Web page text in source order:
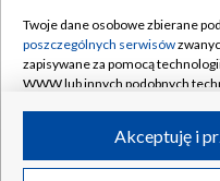
Rada Programowa
System NOS
Informacje o nadawcy
Program dla prasy
©2026
Twoje dane osobowe zbierane
poszczególnych serwisów
zapisywane za pomocą
WWW lub innych podobnych
ruchu w Internecie.Akceptuję i